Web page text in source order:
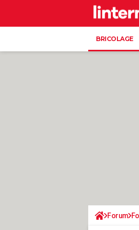
BRICOLAGE
Forum